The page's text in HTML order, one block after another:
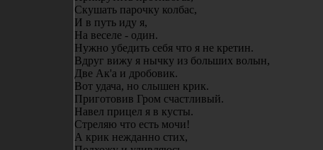
Скушать парочку колбас,
И в путь иду я,
На веселе - один.
Нужно убедить себя что я не кретин.
Вдруг вижу я нычку из больших волын,
Две Ак'а и дробовик.
Вот удача, но слышен крик.
Приготовив Гром счастливый.
Навел прицел я в кусты.
Стреляю что есть мочи!
А крик нежданно стих,